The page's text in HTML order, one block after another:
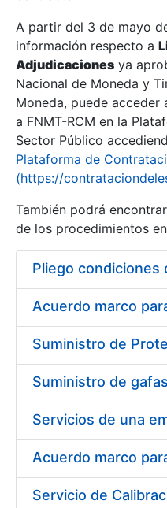
Show/Hide
Show/Hide
Show/Hide
A partir del 3 de mayo
información respecto a
Adjudicaciones ya
Nacional de Moneda y
Moneda, puede
a FNMT-RCM en la
Sector Público
Plataforma de
(https://
También podrá
de los procedimientos en